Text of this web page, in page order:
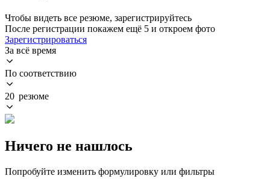
Чтобы видеть все резюме, зарегистрируйтесь
После регистрации покажем ещё 5 и откроем фото
Зарегистрироваться
За всё время
По соответствию
20 резюме
Ничего не нашлось
Попробуйте изменить формулировку или фильтры